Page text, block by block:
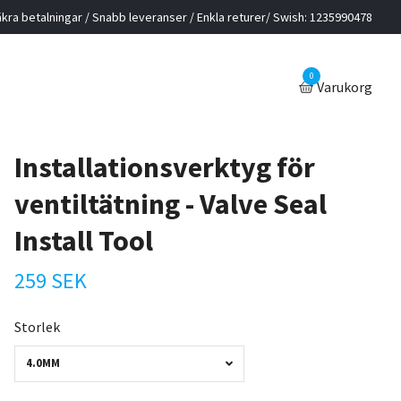
betalningar / Snabb leveranser / Enkla returer/ Swish: 1235990478
0
Varukorg
Installationsverktyg för
ventiltätning - Valve Seal
Install Tool
259 SEK
Storlek
4.0MM